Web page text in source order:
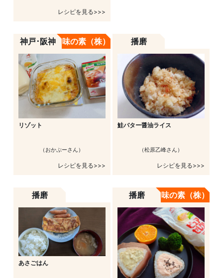
レシピを見る>>>
神戸･阪神 味の素（株）
リゾット
（おかぷーさん）
レシピを見る>>>
播磨
鮭バター醤油ライス
（松原乙峰さん）
レシピを見る>>>
播磨
あさごはん
播磨 味の素（株）